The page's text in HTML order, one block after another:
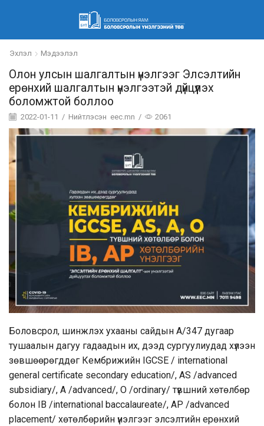
Эхлэл Мэдээлэл
Олон улсын шалгалтын үнэлгээг Элсэлтийн
ерөнхий шалгалтын үнэлгээтэй дүйцүүлэх
боломжтой боллоо
2022-01-11 / Нийтлэсэн eec.mn / 2061
Боловсрол, шинжлэх ухааны сайдын А/347 дугаар
тушаалын дагуу гадаадын их, дээд сургуулиудад хүлээн
зөвшөөрөгддөг Кембрижийн IGCSE / international
general certificate secondary education/, AS /advanced
subsidiary/, A /advanced/, O /ordinary/ түвшний хөтөлбөр
болон IB /international baccalaureate/, AP /advanced
placement/ хөтөлбөрийн үнэлгээг элсэлтийн ерөнхий